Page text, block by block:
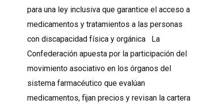
para una ley inclusiva que garantice el acceso a
medicamentos y tratamientos a las personas
con discapacidad física y orgánica La
Confederación apuesta por la participación del
movimiento asociativo en los órganos del
sistema farmacéutico que evalúan
medicamentos, fijan precios y revisan la cartera